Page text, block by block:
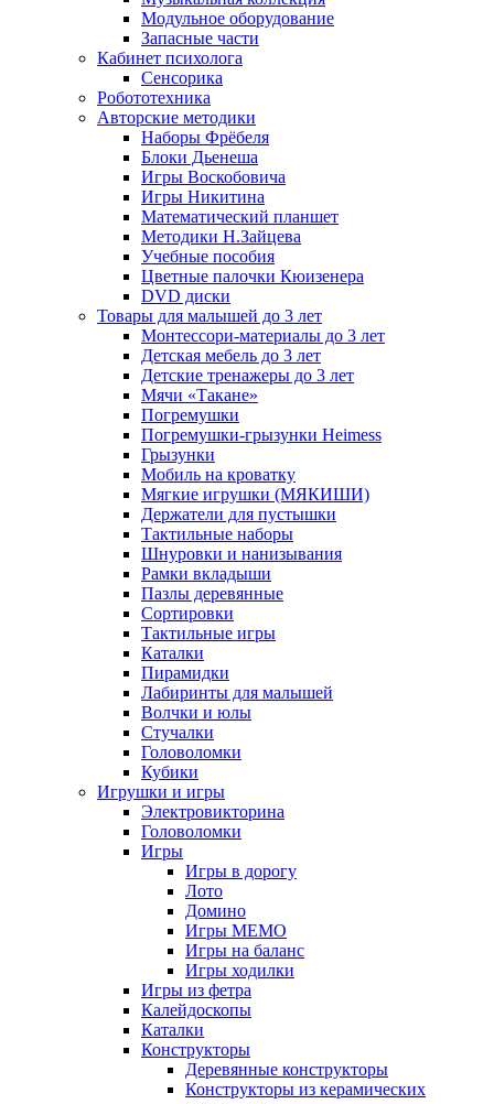
Модульное оборудование
Запасные части
Кабинет психолога
Сенсорика
Робототехника
Авторские методики
Наборы Фрёбеля
Блоки Дьенеша
Игры Воскобовича
Игры Никитина
Математический планшет
Методики Н.Зайцева
Учебные пособия
Цветные палочки Кюизенера
DVD диски
Товары для малышей до 3 лет
Монтессори-материалы до 3 лет
Детская мебель до 3 лет
Детские тренажеры до 3 лет
Мячи «Такане»
Погремушки
Погремушки-грызунки Heimess
Грызунки
Мобиль на кроватку
Мягкие игрушки (МЯКИШИ)
Держатели для пустышки
Тактильные наборы
Шнуровки и нанизывания
Рамки вкладыши
Пазлы деревянные
Сортировки
Тактильные игры
Каталки
Пирамидки
Лабиринты для малышей
Волчки и юлы
Стучалки
Головоломки
Кубики
Игрушки и игры
Электровикторина
Головоломки
Игры
Игры в дорогу
Лото
Домино
Игры МЕМО
Игры на баланс
Игры ходилки
Игры из фетра
Калейдоскопы
Каталки
Конструкторы
Деревянные конструкторы
Конструкторы из керамических